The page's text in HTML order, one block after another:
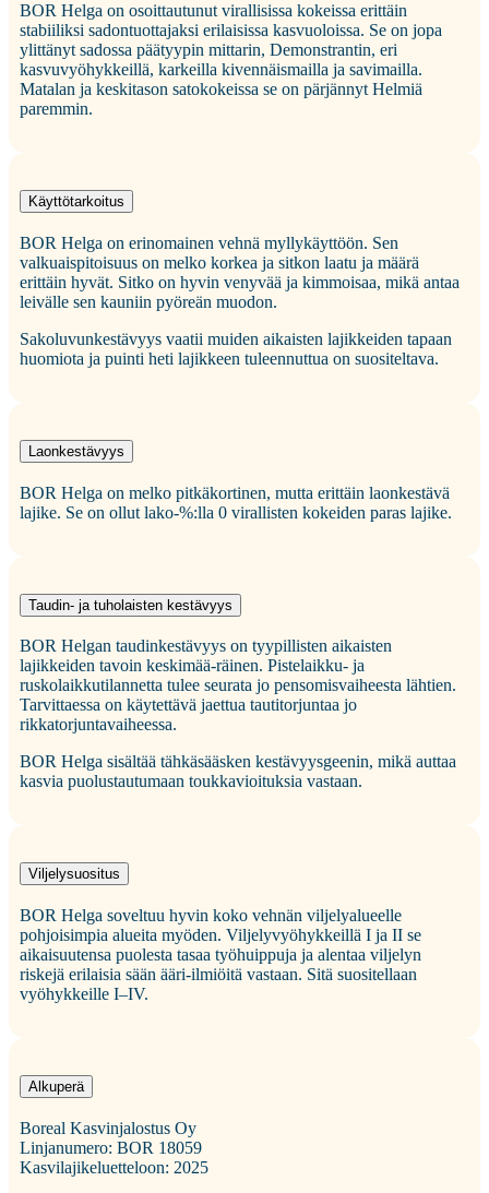
BOR Helga on osoittautunut virallisissa kokeissa erittäin
stabiiliksi sadontuottajaksi erilaisissa kasvuoloissa. Se on jopa
ylittänyt sadossa päätyypin mittarin, Demonstrantin, eri
kasvuvyöhykkeillä, karkeilla kivennäismailla ja savimailla.
Matalan ja keskitason satokokeissa se on pärjännyt Helmiä
paremmin.
Käyttötarkoitus
BOR Helga on erinomainen vehnä myllykäyttöön. Sen
valkuaispitoisuus on melko korkea ja sitkon laatu ja määrä
erittäin hyvät. Sitko on hyvin venyvää ja kimmoisaa, mikä antaa
leivälle sen kauniin pyöreän muodon.
Sakoluvunkestävyys vaatii muiden aikaisten lajikkeiden tapaan
huomiota ja puinti heti lajikkeen tuleennuttua on suositeltava.
Laonkestävyys
BOR Helga on melko pitkäkortinen, mutta erittäin laonkestävä
lajike. Se on ollut lako-%:lla 0 virallisten kokeiden paras lajike.
Taudin- ja tuholaisten kestävyys
BOR Helgan taudinkestävyys on tyypillisten aikaisten
lajikkeiden tavoin keskimää-räinen. Pistelaikku- ja
ruskolaikkutilannetta tulee seurata jo pensomisvaiheesta lähtien.
Tarvittaessa on käytettävä jaettua tautitorjuntaa jo
rikkatorjuntavaiheessa.
BOR Helga sisältää tähkäsääsken kestävyysgeenin, mikä auttaa
kasvia puolustautumaan toukkavioituksia vastaan.
Viljelysuositus
BOR Helga soveltuu hyvin koko vehnän viljelyalueelle
pohjoisimpia alueita myöden. Viljelyvyöhykkeillä I ja II se
aikaisuutensa puolesta tasaa työhuippuja ja alentaa viljelyn
riskejä erilaisia sään ääri-ilmiöitä vastaan. Sitä suositellaan
vyöhykkeille I–IV.
Alkuperä
Boreal Kasvinjalostus Oy
Linjanumero: BOR 18059
Kasvilajikeluetteloon: 2025